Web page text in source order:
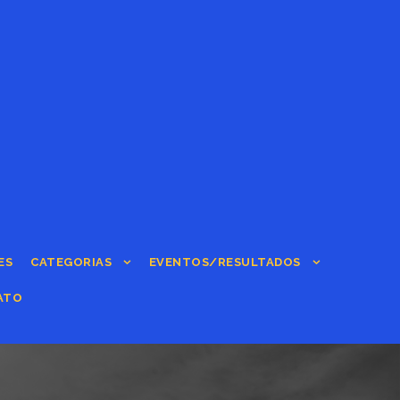
CATEGORIAS EVENTOS/RESULTADOS